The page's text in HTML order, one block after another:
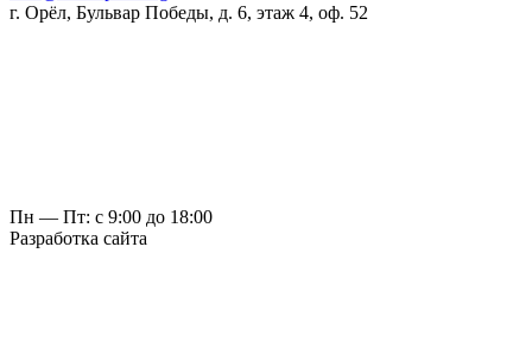
г. Орёл, Бульвар Победы, д. 6, этаж 4, оф. 52
Пн — Пт: с 9:00 до 18:00
Разработка сайта